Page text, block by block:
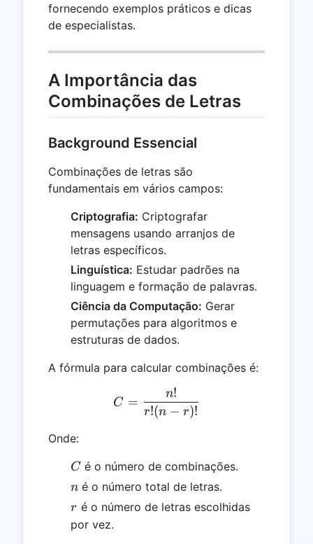
fornecendo exemplos práticos e dicas
de especialistas.
A Importância das
Combinações de Letras
Background Essencial
Combinações de letras são
fundamentais em vários campos:
Criptografia: Criptografar
mensagens usando arranjos de
letras específicos.
Linguística: Estudar padrões na
linguagem e formação de palavras.
Ciência da Computação: Gerar
permutações para algoritmos e
estruturas de dados.
A fórmula para calcular combinações é:
C = \frac{n!}{r!(n-r)!}
C =
r!(n − r)!
n!
Onde:
C
C é o número de combinações.
n
n é o número total de letras.
r
r é o número de letras escolhidas
por vez.